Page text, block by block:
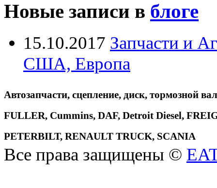
Новые записи в блоге
15.10.2017 Запчасти и
США, Европа
Автозапчасти, сцепление, диск, тормозной
FULLER, Cummins, DAF, Detroit Diesel,
PETERBILT, RENAULT TRUCK, SCANIA
Все права защищены ©